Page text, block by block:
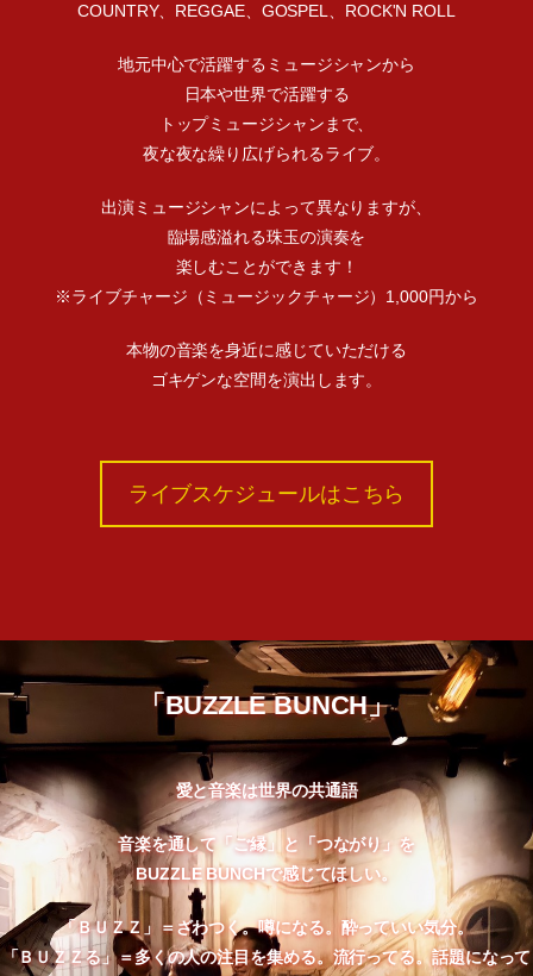
COUNTRY、REGGAE、GOSPEL、ROCK'N ROLL
地元中心で活躍するミュージシャンから
日本や世界で活躍する
トップミュージシャンまで、
夜な夜な繰り広げられるライブ。
出演ミュージシャンによって異なりますが、
臨場感溢れる珠玉の演奏を
楽しむことができます！
※ライブチャージ（ミュージックチャージ）1,000円から
本物の音楽を身近に感じていただける
ゴキゲンな空間を演出します。
ライブスケジュールはこちら
「BUZZLE BUNCH」
愛と音楽は世界の共通語
音楽を通して「ご縁」と「つながり」を
BUZZLE BUNCHで感じてほしい。
「ＢＵＺＺ」＝ざわつく。噂になる。酔っていい気分。
「ＢＵＺＺる」＝多くの人の注目を集める。流行ってる。話題になって